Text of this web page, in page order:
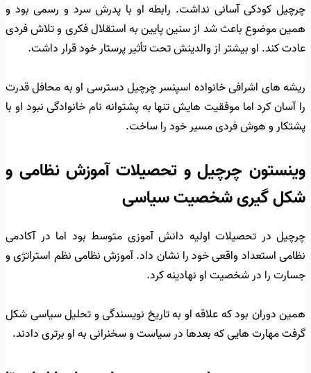
چرچیل کودکی آسانی نداشت. رابطه او با پدرش سرد و رسمی بود و
همین موضوع باعث شد از سنین پایین به استقلال فکری و تلاش فردی
عادت کند. او بیشتر از والدینش تحت تأثیر پرستار خود قرار داشت.
ریشه های اشرافی خانواده اسپنسر چرچیل دسترسی او به محافل قدرت
را آسان کرد اما موفقیت هایش تنها به پشتوانه نام خانوادگی نبود او با
پشتکار و هوش فردی مسیر خود را ساخت.
وینستون چرچیل و تحصیلات آموزش نظامی و
شکل گیری شخصیت سیاسی
چرچیل در تحصیلات اولیه دانش آموزی متوسط بود اما در آکادمی
نظامی استعداد واقعی خود را نشان داد. آموزش نظامی نظم استراتژی و
جسارت را در شخصیت او نهادینه کرد.
همین دوران بود که علاقه او به تاریخ نویسندگی و تحلیل سیاسی شکل
گرفت مهارت هایی که بعدها در سیاست و سخنرانی به او برتری دادند.